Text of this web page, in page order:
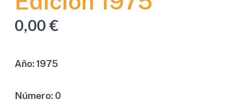
0,00€
Año:1975
Número: 0